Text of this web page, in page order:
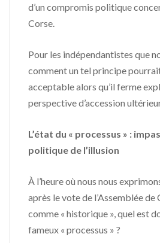
d’un compromis politique
Corse.
Pour les indépendantistes que
comment un tel principe
acceptable alors qu’il ferme
perspective d’accession
L’état du « processus » :
politique de l’illusion
À l’heure où nous nous
après le vote de l’Assemblée de
comme « historique », quel est
fameux « processus » ?